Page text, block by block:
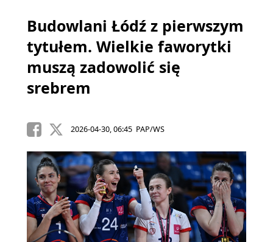
Budowlani Łódź z pierwszym
tytułem. Wielkie faworytki
muszą zadowolić się
srebrem
2026-04-30, 06:45 PAP/WS